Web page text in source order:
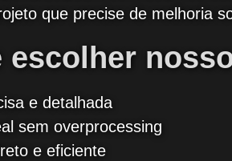
que precise de melhoria
escolher
e detalhada
sem overprocessing
e eficiente